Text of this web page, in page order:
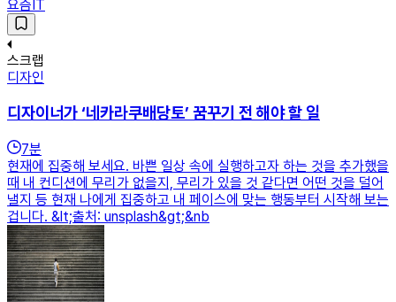
요즘IT
스크랩
디자인
디자이너가 ‘네카라쿠배당토’ 꿈꾸기 전 해야 할 일
7분
현재에 집중해 보세요. 바쁜 일상 속에 실행하고자 하는 것을 추가했을
때 내 컨디션에 무리가 없을지, 무리가 있을 것 같다면 어떤 것을 덜어
낼지 등 현재 나에게 집중하고 내 페이스에 맞는 행동부터 시작해 보는
겁니다. &lt;출처: unsplash&gt;&nb